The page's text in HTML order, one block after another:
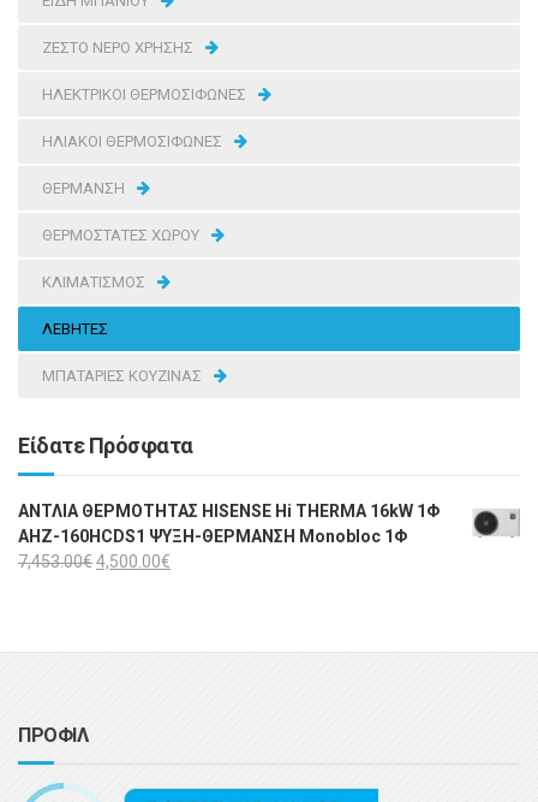
ΖΕΣΤΟ ΝΕΡΟ ΧΡΗΣΗΣ
ΗΛΕΚΤΡΙΚΟΙ ΘΕΡΜΟΣΙΦΩΝΕΣ
ΗΛΙΑΚΟΙ ΘΕΡΜΟΣΙΦΩΝΕΣ
ΘΕΡΜΑΝΣΗ
ΘΕΡΜΟΣΤΑΤΕΣ ΧΩΡΟΥ
ΚΛΙΜΑΤΙΣΜΟΣ
ΛΕΒΗΤΕΣ
ΜΠΑΤΑΡΙΕΣ ΚΟΥΖΙΝΑΣ
Είδατε Πρόσφατα
ΑΝΤΛΙΑ ΘΕΡΜΟΤΗΤΑΣ HISENSE Hi THERMA 16kW 1Φ
AHZ-160HCDS1 ΨΥΞΗ-ΘΕΡΜΑΝΣΗ Monobloc 1Φ
7,453.00€4,500.00€
ΠΡΟΦΙΛ